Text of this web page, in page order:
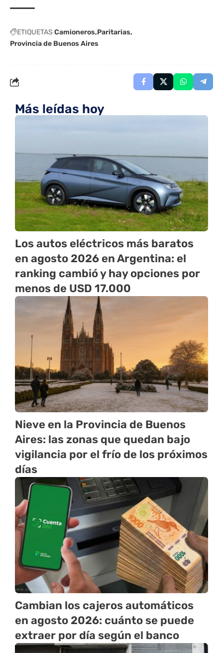
ETIQUETAS Camioneros Paritarias
Provincia de Buenos Aires
Más leídas hoy
Los autos eléctricos más baratos
en agosto 2026 en Argentina: el
ranking cambió y hay opciones por
menos de USD 17.000
Nieve en la Provincia de Buenos
Aires: las zonas que quedan bajo
vigilancia por el frío de los próximos
días
Cambian los cajeros automáticos
en agosto 2026: cuánto se puede
extraer por día según el banco